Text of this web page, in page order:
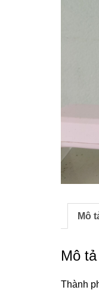
Mô
Mô tả
Thành